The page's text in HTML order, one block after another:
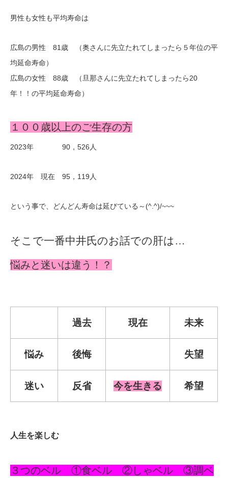
男性も女性も平均寿命は
広島の男性 81歳 （奥さんに先立たれてしまったら５年位の平
均延命寿命）
広島の女性 88歳 （旦那さんに先立たれてしまったら20
年！！の平均延命寿命）
１００歳以上のご生存の方
2023年 90，526人
2024年 現在 95，119人
という事で、どんどん寿命は延びている～(^.^)/~~~
そこで一番中井氏のお話での肝は…
悩みと迷いは違う！？
過去 現在 未来
悩み 後悔 失望
迷い 反省 今を生きる 希望
人生を楽しむ
３つのベル ①食ベル ②しゃベル ③調ベ